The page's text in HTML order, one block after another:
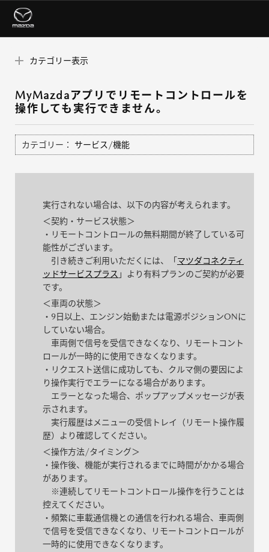
カテゴリー表示
MyMazdaアプリでリモートコントロールを
操作しても実行できません。
カテゴリー： サービス/機能
実行されない場合は、以下の内容が考えられます。
＜契約・サービス状態＞
・リモートコントロールの無料期間が終了している可
能性がございます。
引き続きご利用いただくには、「 マツダコネクティ
ッドサービスプラス 」より有料プランのご契約が必要
です。
＜車両の状態＞
・9日以上、エンジン始動または電源ポジションONに
していない場合。
車両側で信号を受信できなくなり、リモートコント
ロールが一時的に使用できなくなります。
・リクエスト送信に成功しても、クルマ側の要因によ
り操作実行でエラーになる場合があります。
エラーとなった場合、ポップアップメッセージが表
示されます。
実行履歴はメニューの受信トレイ（リモート操作履
歴）より確認してください。
＜操作方法/タイミング＞
・操作後、機能が実行されるまでに時間がかかる場合
があります。
※連続してリモートコントロール操作を行うことは
控えてください。
・頻繁に車載通信機との通信を行われる場合、車両側
で信号を受信できなくなり、リモートコントロールが
一時的に使用できなくなります。